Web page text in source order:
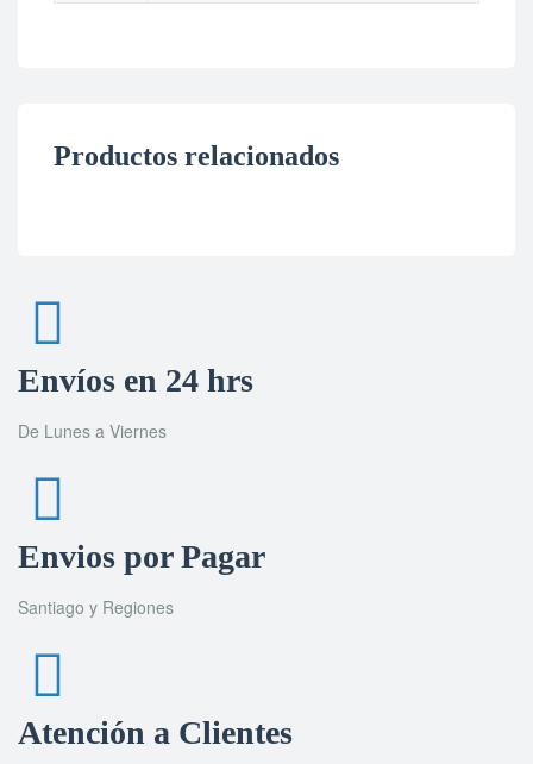
Productos relacionados
Envíos en 24 hrs
De Lunes a Viernes
Envios por Pagar
Santiago y Regiones
Atención a Clientes